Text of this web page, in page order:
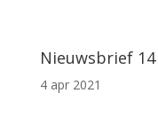
Nieuwsbrief
4 apr 2021